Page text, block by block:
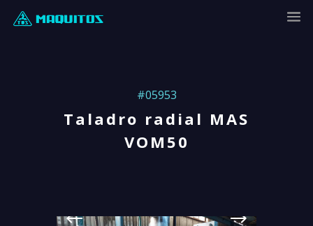
#05953
Taladro radial MAS
VOM50